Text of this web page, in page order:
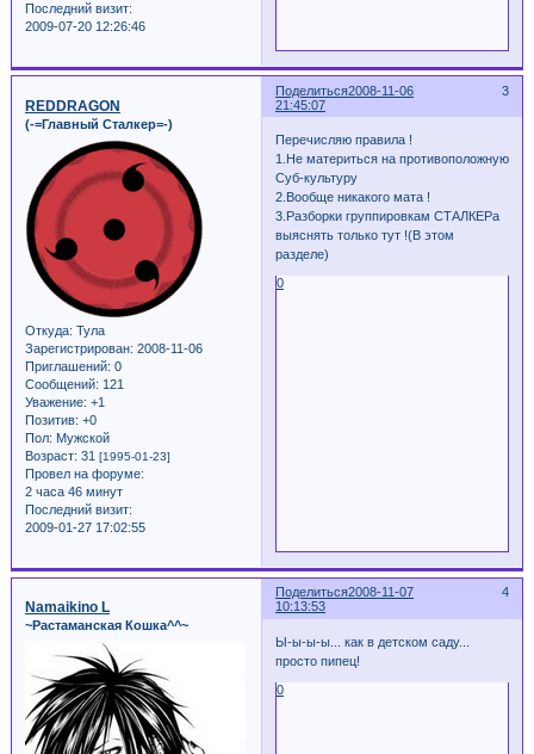
Последний визит:
2009-07-20 12:26:46
Поделиться 3
2008-11-06
21:45:07
REDDRAGON
(-=Главный Сталкер=-)
Откуда: Тула
Зарегистрирован: 2008-11-06
Приглашений: 0
Сообщений: 121
Уважение: +1
Позитив: +0
Пол: Мужской
Возраст: 31 [1995-01-23]
Провел на форуме:
2 часа 46 минут
Последний визит:
2009-01-27 17:02:55
Перечисляю правила !
1.Не материться на противоположную
Суб-культуру
2.Вообще никакого мата !
3.Разборки группировкам СТАЛКЕРа
выяснять только тут !(В этом
разделе)
0
Поделиться 4
2008-11-07
10:13:53
Namaikino L
~Растаманская Кошка^^~
Ы-ы-ы-ы... как в детском саду...
просто пипец!
0